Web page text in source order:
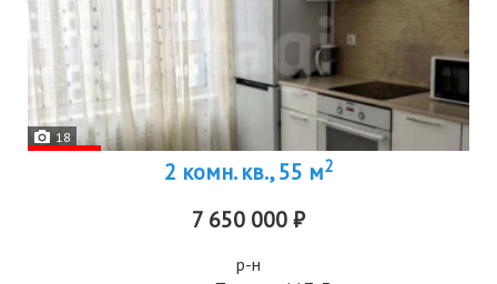
18
2 комн. кв., 55 м2
7 650 000 ₽
р-н